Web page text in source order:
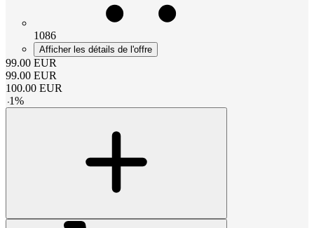
1086
Afficher les détails de l'offre
99.00 EUR
99.00 EUR
100.00 EUR
-1%